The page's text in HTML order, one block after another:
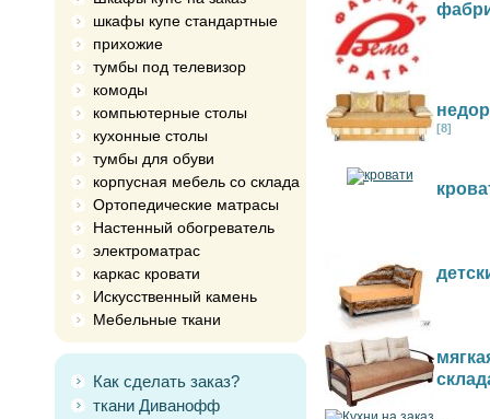
шкафы купе стандартные
прихожие
тумбы под телевизор
комоды
компьютерные столы
кухонные столы
тумбы для обуви
корпусная мебель со склада
Ортопедические матрасы
Настенный обогреватель
электроматрас
каркас кровати
Искусственный камень
Мебельные ткани
Как сделать заказ?
ткани Диванофф
[8]